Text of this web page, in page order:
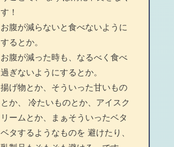
す！
お腹が減らないと食べないように
するとか。
お腹が減った時も、なるべく食べ
過ぎないようにするとか。
揚げ物とか、そういった甘いもの
とか、 冷たいものとか、アイスク
リームとか、まぁそういったベタ
ベタするようなものを 避けたり、